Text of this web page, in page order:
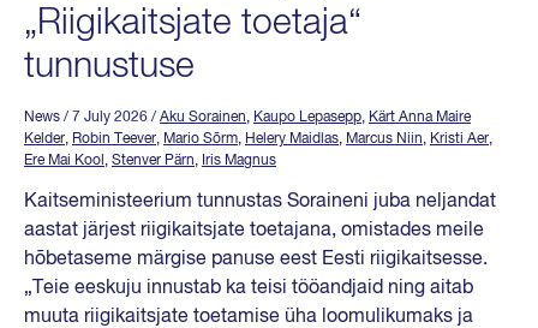
„Riigikaitsjate toetaja“
tunnustuse
News / 7 July 2026 / Aku Sorainen, Kaupo Lepasepp, Kärt Anna Maire
Kelder, Robin Teever, Mario Sõrm, Helery Maidlas, Marcus Niin, Kristi Aer,
Ere Mai Kool , Stenver Pärn, Iris Magnus
Kaitseministeerium tunnustas Soraineni juba neljandat
aastat järjest riigikaitsjate toetajana, omistades meile
hõbetaseme märgise panuse eest Eesti riigikaitsesse.
„Teie eeskuju innustab ka teisi tööandjaid ning aitab
muuta riigikaitsjate toetamise üha loomulikumaks ja